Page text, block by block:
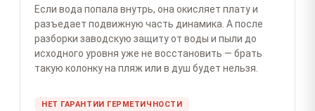
Если вода попала внутрь, она окисляет плату и
разъедает подвижную часть динамика. А после
разборки заводскую защиту от воды и пыли до
исходного уровня уже не восстановить — брать
такую колонку на пляж или в душ будет нельзя.
НЕТ ГАРАНТИИ ГЕРМЕТИЧНОСТИ